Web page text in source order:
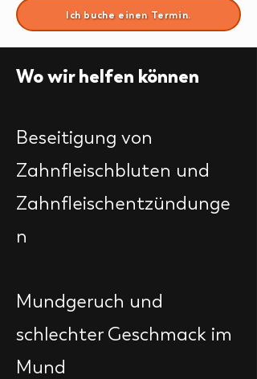
Ich buche einen Termin.
Wo wir helfen können
Beseitigung von
Zahnfleischbluten und
Zahnfleischentzündunge
n
Mundgeruch und
schlechter Geschmack im
Mund